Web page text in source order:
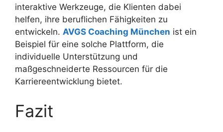
interaktive Werkzeuge, die Klienten dabei
helfen, ihre beruflichen Fähigkeiten zu
entwickeln. AVGS Coaching München ist ein
Beispiel für eine solche Plattform, die
individuelle Unterstützung und
maßgeschneiderte Ressourcen für die
Karriereentwicklung bietet.
Fazit